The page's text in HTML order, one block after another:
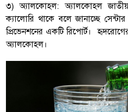
৩) অ্যালকোহল: অ্যালকোহল জাতীয়
ক্যালোরি থাকে বলে জানাচ্ছে
প্রিভেনশনের একটি রিপোর্ট।
অ্যালকোহল।